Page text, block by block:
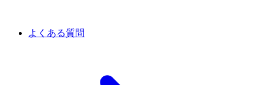
よくある質問